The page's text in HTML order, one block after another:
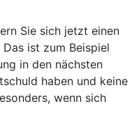
Sie sich jetzt einen
ist zum Beispiel
in den nächsten
haben und keine
wenn sich